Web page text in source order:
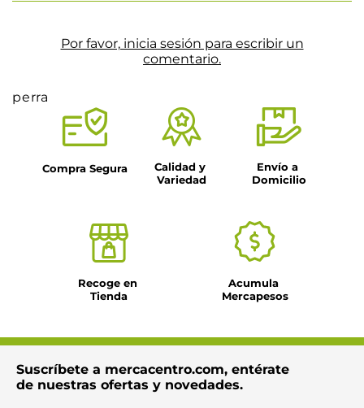
Por favor, inicia sesión para escribir un
comentario.
perra
Compra Segura
Calidad y
Variedad
Envío a
Domicilio
Recoge en
Tienda
Acumula
Mercapesos
Suscríbete a mercacentro.com, entérate
de nuestras ofertas y novedades.